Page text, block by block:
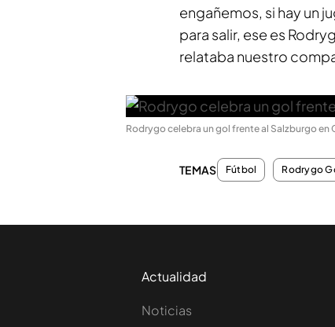
engañemos, si hay un
para salir, ese es
relataba nuestro
Rodrygo celebra un gol frente al Salzburgo en
TEMAS Fútbol Rodrygo
Actualidad
Noticias